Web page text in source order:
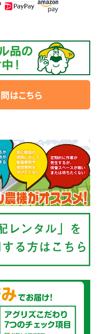
はこちら